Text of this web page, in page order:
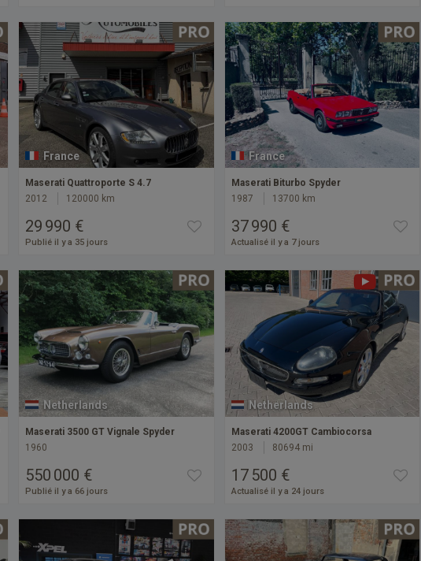
France
Maserati Quattroporte S 4.7
2012
120000 km
29 990 €
Publié il y a 35 jours
France
Maserati Biturbo Spyder
1987
13700 km
37 990 €
Actualisé il y a 7 jours
Netherlands
Maserati 3500 GT Vignale Spyder
1960
550 000 €
Publié il y a 66 jours
Netherlands
Maserati 4200GT Cambiocorsa
2003
80694 mi
17 500 €
Actualisé il y a 24 jours